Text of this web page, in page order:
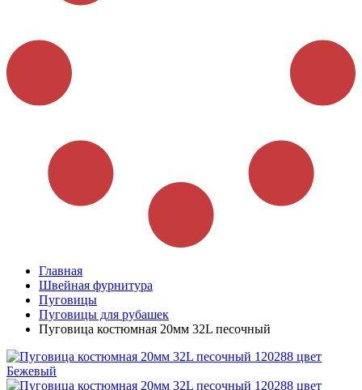
Главная
Швейная фурнитура
Пуговицы
Пуговицы для рубашек
Пуговица костюмная 20мм 32L песочный